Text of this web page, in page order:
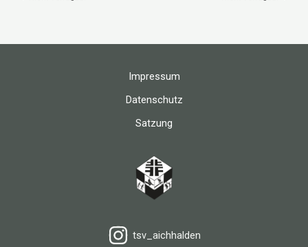
Impressum
Datenschutz
Satzung
tsv_aichhalden